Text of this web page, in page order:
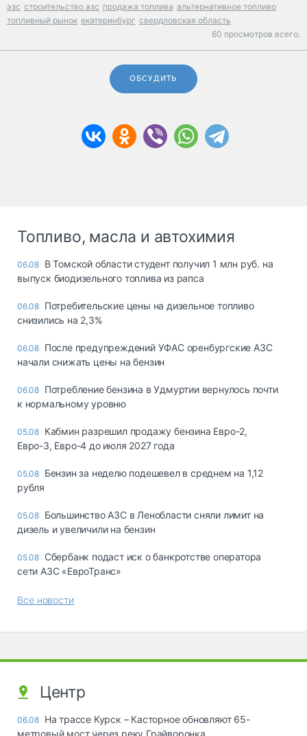
эзс строительство азс продажа топлива альтернативное топливо
топливный рынок екатеринбург свердловская область
60 просмотров всего.
ОБСУДИТЬ
Топливо, масла и автохимия
06.08 В Томской области студент получил 1 млн руб. на
выпуск биодизельного топлива из рапса
06.08 Потребительские цены на дизельное топливо
снизились на 2,3%
06.08 После предупреждений УФАС оренбургские АЗС
начали снижать цены на бензин
06.08 Потребление бензина в Удмуртии вернулось почти
к нормальному уровню
05.08 Кабмин разрешил продажу бензина Евро-2,
Евро-3, Евро-4 до июля 2027 года
05.08 Бензин за неделю подешевел в среднем на 1,12
рубля
05.08 Большинство АЗС в Ленобласти сняли лимит на
дизель и увеличили на бензин
05.08 Сбербанк подаст иск о банкротстве оператора
сети АЗС «ЕвроТранс»
Все новости
Центр
06.08 На трассе Курск – Касторное обновляют 65-
метровый мост через реку Грайворонка